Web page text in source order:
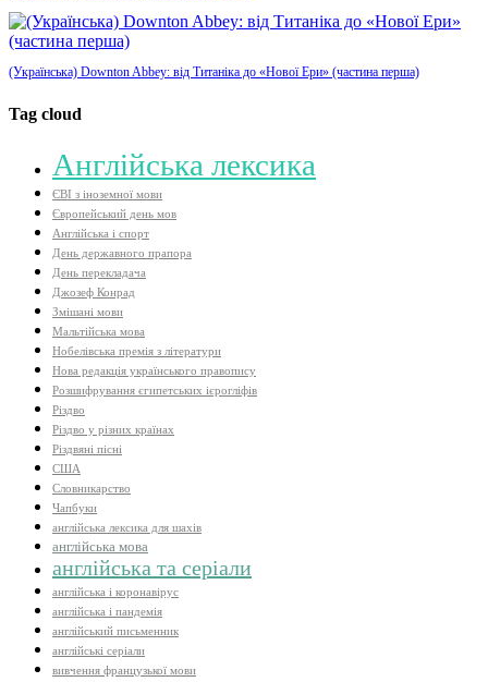
(Українська) Downton Abbey: від Титаніка до «Нової Ери» (частина перша)
Tag cloud
Aнглійська лексика
ЄВІ з іноземної мови
Європейський день мов
Англійська і спорт
День державного прапора
День перекладача
Джозеф Конрад
Змішані мови
Мальтійська мова
Нобелівська премія з літератури
Нова редакція українського правопису
Розшифрування єгипетських ієрогліфів
Різдво
Різдво у різних країнах
Різдвяні пісні
США
Словникарство
Чапбуки
англійська лексика для шахів
англійська мова
англійська та серіали
англійська і коронавірус
англійська і пандемія
англійський письменник
англійські серіали
вивчення французької мови